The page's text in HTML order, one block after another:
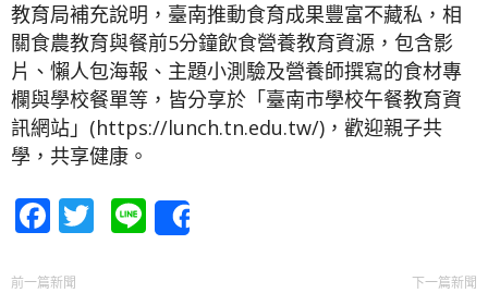
教育局補充說明，臺南推動食育成果豐富不藏私，相
關食農教育與餐前5分鐘飲食營養教育資源，包含影
片、懶人包海報、主題小測驗及營養師撰寫的食材專
欄與學校餐單等，皆分享於「臺南市學校午餐教育資
訊網站」(https://lunch.tn.edu.tw/)，歡迎親子共
學，共享健康。
Facebook
Twitter
Line
前一篇新聞 下一篇新聞